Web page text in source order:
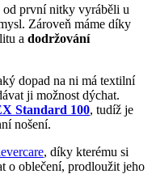
od první nitky vyráběli u
Zároveň máme díky
a dodržování
dopad na ni má textilní
ji možnost dýchat.
Standard 100, tudíž je
nošení.
, díky kterému si
o oblečení, prodloužit jeho